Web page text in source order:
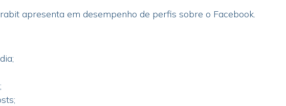
apresenta em desempenho de perfis sobre o Facebook.